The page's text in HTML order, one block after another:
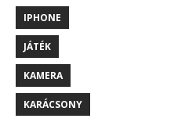
IPHONE
JÁTÉK
KAMERA
KARÁCSONY